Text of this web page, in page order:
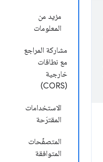
مزيد من
المعلومات
مشاركة المراجع
مع نطاقات
خارجية
(CORS)
الاستخدامات
المقترَحة
المتصفّحات
المتوافقة